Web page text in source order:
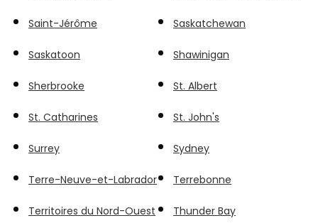
Saint-Jérôme Saskatchewan
Saskatoon Shawinigan
Sherbrooke St. Albert
St. Catharines St. John's
Surrey Sydney
Terre-Neuve-et-Labrador Terrebonne
Territoires du Nord-Ouest Thunder Bay